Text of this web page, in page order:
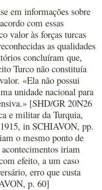
em informações sobre
com essas
valor às forças turcas
as qualidades
concluíram que,
Turco não constituía
«Ela não possui
unidade nacional para
[SHD/GR 20N26
e militar da Turquia,
in SCHIAVON, pp.
o mesmo ponto de
iriam
efeito, a um caso
erro que custa
p. 60]